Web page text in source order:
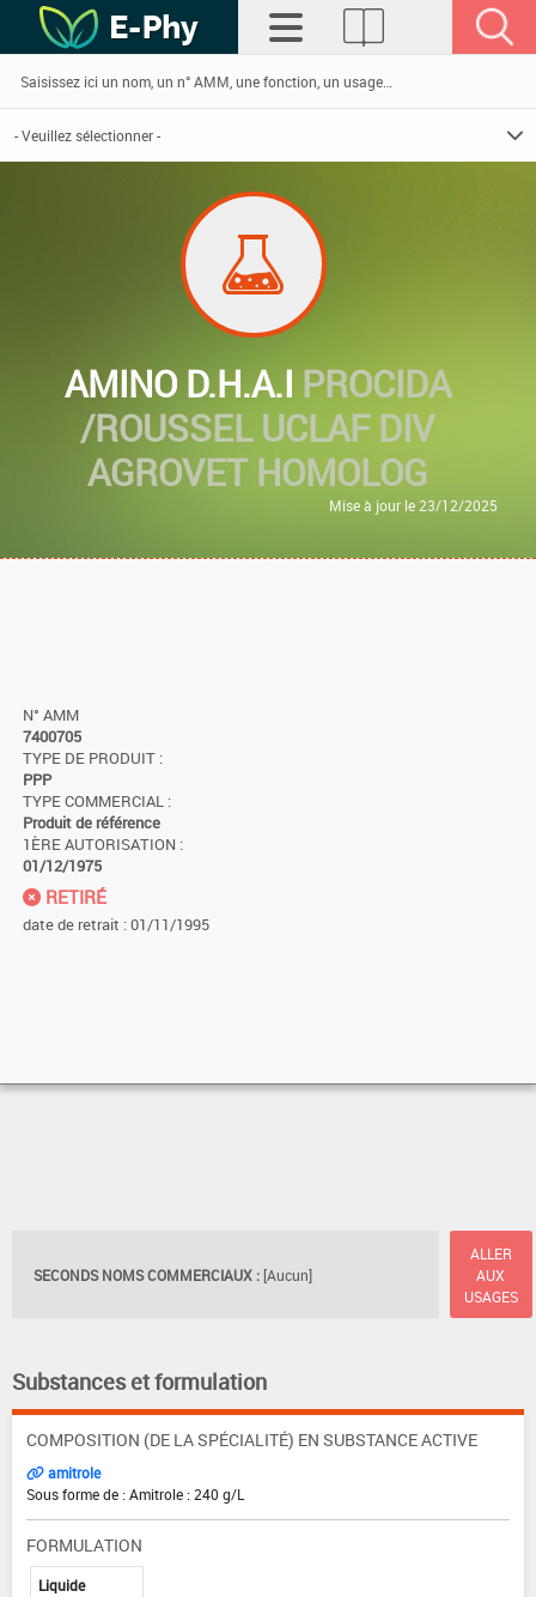
AMINO D.H.A.I PROCIDA
/ROUSSEL UCLAF DIV
AGROVET HOMOLOG
Mise à jour le 23/12/2025
N° AMM
7400705
TYPE DE PRODUIT :
PPP
TYPE COMMERCIAL :
Produit de référence
1ÈRE AUTORISATION :
01/12/1975
RETIRÉ
date de retrait : 01/11/1995
SECONDS NOMS COMMERCIAUX : [Aucun]
ALLER
AUX
USAGES
Substances et formulation
COMPOSITION (DE LA SPÉCIALITÉ) EN SUBSTANCE ACTIVE
amitrole
Sous forme de : Amitrole : 240 g/L
FORMULATION
Liquide